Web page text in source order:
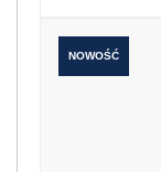
NOWOŚĆ